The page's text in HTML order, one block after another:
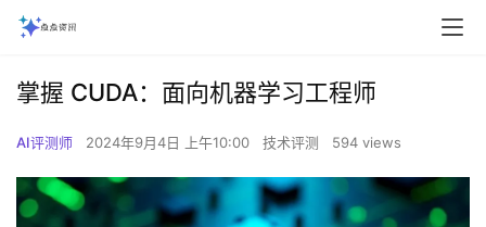
掌握 CUDA：面向机器学习工程师
AI评测师 2024年9月4日 上午10:00 技术评测 594 views